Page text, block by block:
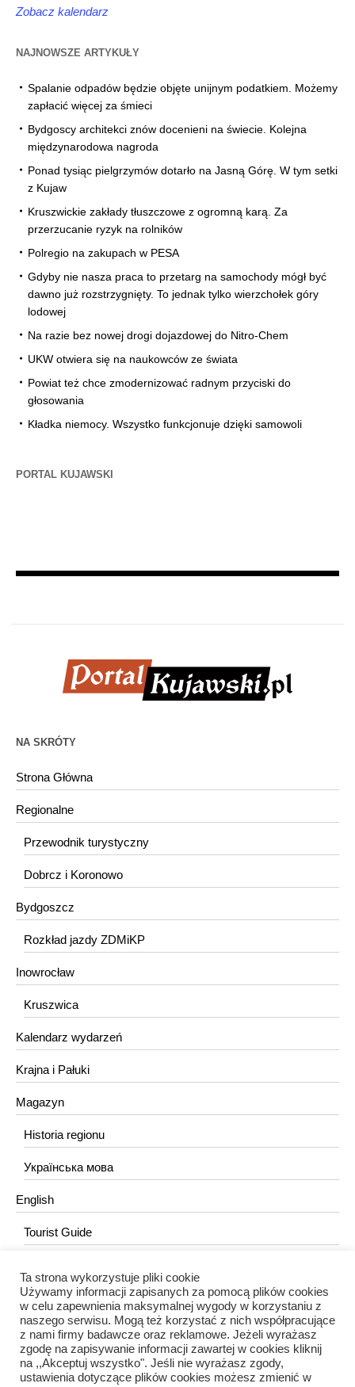
Zobacz kalendarz
NAJNOWSZE ARTYKUŁY
Spalanie odpadów będzie objęte unijnym podatkiem. Możemy
zapłacić więcej za śmieci
Bydgoscy architekci znów docenieni na świecie. Kolejna
międzynarodowa nagroda
Ponad tysiąc pielgrzymów dotarło na Jasną Górę. W tym setki
z Kujaw
Kruszwickie zakłady tłuszczowe z ogromną karą. Za
przerzucanie ryzyk na rolników
Polregio na zakupach w PESA
Gdyby nie nasza praca to przetarg na samochody mógł być
dawno już rozstrzygnięty. To jednak tylko wierzchołek góry
lodowej
Na razie bez nowej drogi dojazdowej do Nitro-Chem
UKW otwiera się na naukowców ze świata
Powiat też chce zmodernizować radnym przyciski do
głosowania
Kładka niemocy. Wszystko funkcjonuje dzięki samowoli
PORTAL KUJAWSKI
NA SKRÓTY
Strona Główna
Regionalne
Przewodnik turystyczny
Dobrcz i Koronowo
Bydgoszcz
Rozkład jazdy ZDMiKP
Inowrocław
Kruszwica
Kalendarz wydarzeń
Krajna i Pałuki
Magazyn
Historia regionu
Українська мова
English
Tourist Guide
KONTAKT
redakcja@portalkujawski.pl
Redakcja
Ta strona wykorzystuje pliki cookie
Używamy informacji zapisanych za pomocą plików cookies
w celu zapewnienia maksymalnej wygody w korzystaniu z
naszego serwisu. Mogą też korzystać z nich współpracujące
z nami firmy badawcze oraz reklamowe. Jeżeli wyrażasz
zgodę na zapisywanie informacji zawartej w cookies kliknij
na ,,Akceptuj wszystko". Jeśli nie wyrażasz zgody,
ustawienia dotyczące plików cookies możesz zmienić w